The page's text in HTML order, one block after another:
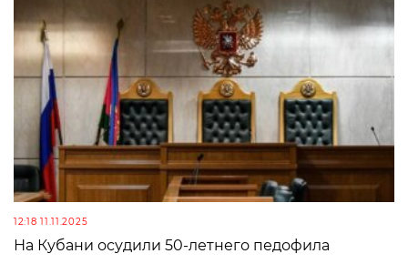
12:18 11.11.2025
На Кубани осудили 50-летнего педофила